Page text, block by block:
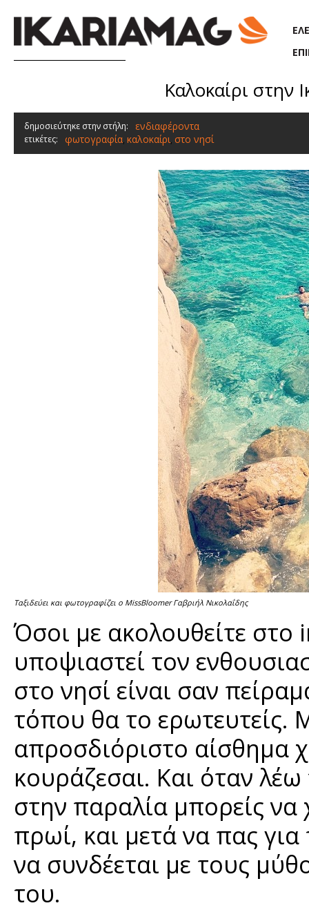
Καλοκαίρι στην
δημοσιεύτηκε στην στήλη: ενδιαφέροντα
ετικέτες: φωτογραφία, καλοκαίρι, στο νησί
Ταξιδεύει και φωτογραφίζει ο MissBloomer Γαβριήλ Νικολαΐδης
Όσοι με ακολουθείτε
υποψιαστεί τον
στο νησί είναι σαν
τόπου θα το ερωτευτείς.
απροσδιόριστο αίσθημα
κουράζεσαι. Και όταν
στην παραλία μπορείς να
πρωί, και μετά να πας
να συνδέεται με τους
του.